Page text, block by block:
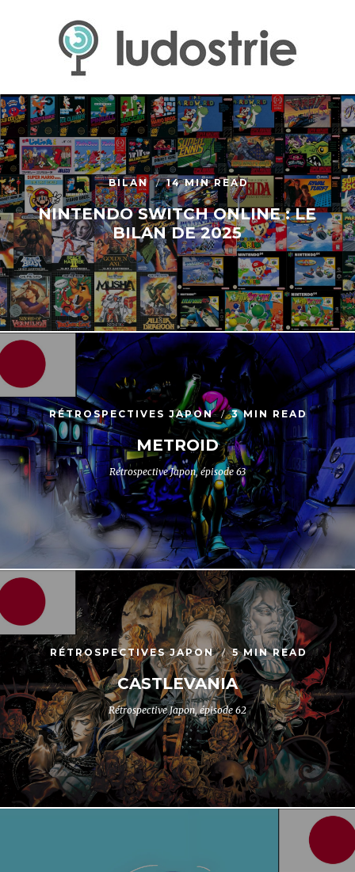
BILAN 14 MIN READ
NINTENDO SWITCH ONLINE : LE
BILAN DE 2025
RÉTROSPECTIVES JAPON 3 MIN READ
METROID
Rétrospective Japon, épisode 63
RÉTROSPECTIVES JAPON 5 MIN READ
CASTLEVANIA
Rétrospective Japon, épisode 62